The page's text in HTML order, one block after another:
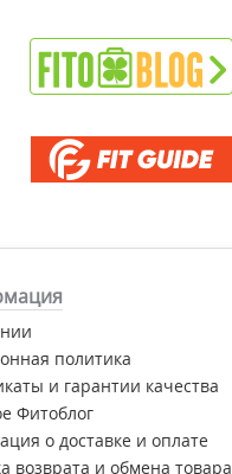
политика
и гарантии качества
Фитоблог
о доставке и оплате
возврата и обмена товара